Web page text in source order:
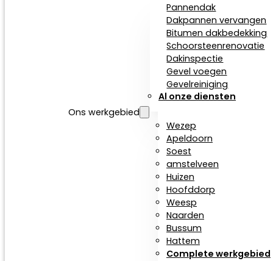
Pannendak
Dakpannen vervangen
Bitumen dakbedekking
Schoorsteenrenovatie
Dakinspectie
Gevel voegen
Gevelreiniging
Al onze diensten
Ons werkgebied
Wezep
Apeldoorn
Soest
amstelveen
Huizen
Hoofddorp
Weesp
Naarden
Bussum
Hattem
Complete werkgebied